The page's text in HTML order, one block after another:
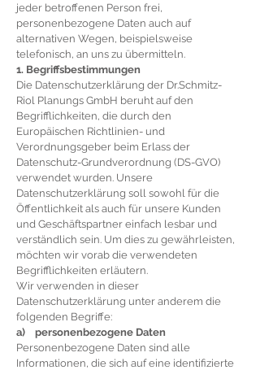
jeder betroffenen Person frei,
personenbezogene Daten auch auf
alternativen Wegen, beispielsweise
telefonisch, an uns zu übermitteln.
1. Begriffsbestimmungen
Die Datenschutzerklärung der Dr.Schmitz-
Riol Planungs GmbH beruht auf den
Begrifflichkeiten, die durch den
Europäischen Richtlinien- und
Verordnungsgeber beim Erlass der
Datenschutz-Grundverordnung (DS-GVO)
verwendet wurden. Unsere
Datenschutzerklärung soll sowohl für die
Öffentlichkeit als auch für unsere Kunden
und Geschäftspartner einfach lesbar und
verständlich sein. Um dies zu gewährleisten,
möchten wir vorab die verwendeten
Begrifflichkeiten erläutern.
Wir verwenden in dieser
Datenschutzerklärung unter anderem die
folgenden Begriffe:
a) personenbezogene Daten
Personenbezogene Daten sind alle
Informationen, die sich auf eine identifizierte